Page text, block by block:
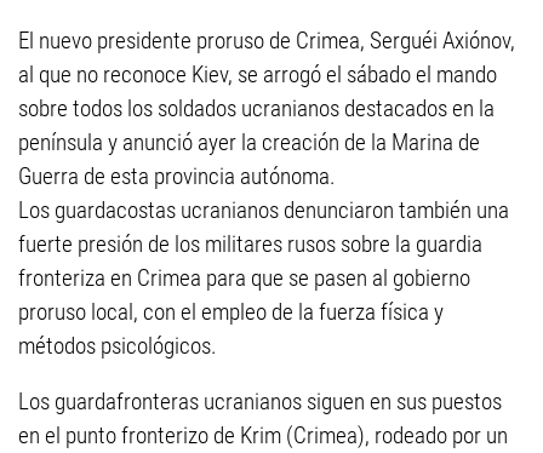
El nuevo presidente proruso de Crimea, Serguéi Axiónov,
al que no reconoce Kiev, se arrogó el sábado el mando
sobre todos los soldados ucranianos destacados en la
península y anunció ayer la creación de la Marina de
Guerra de esta provincia autónoma.
Los guardacostas ucranianos denunciaron también una
fuerte presión de los militares rusos sobre la guardia
fronteriza en Crimea para que se pasen al gobierno
proruso local, con el empleo de la fuerza física y
métodos psicológicos.
Los guardafronteras ucranianos siguen en sus puestos
en el punto fronterizo de Krim (Crimea), rodeado por un